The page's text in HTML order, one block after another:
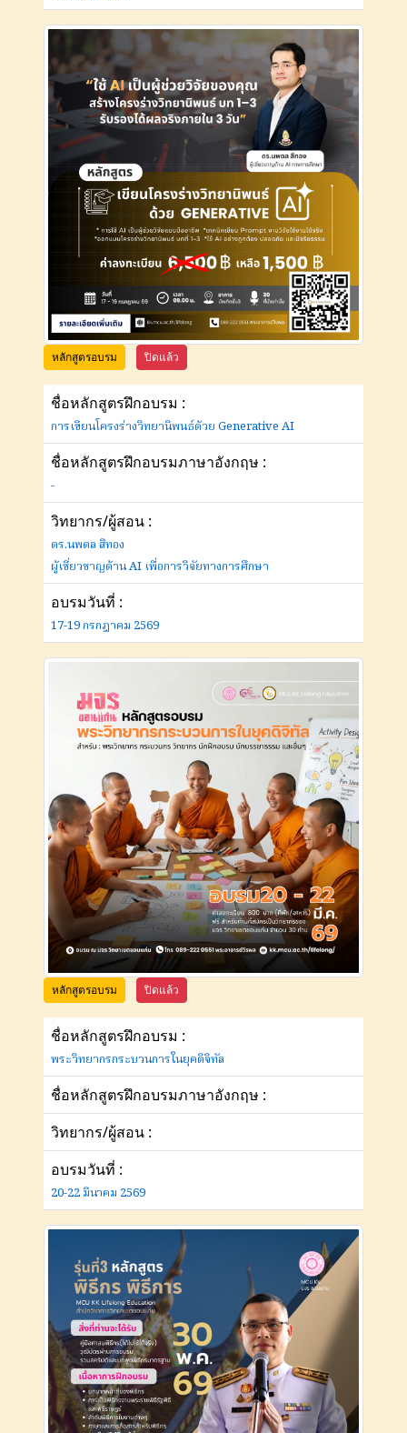
หลักสูตรอบรม ปิดแล้ว
ชื่อหลักสูตรฝึกอบรม :
การเขียนโครงร่างวิทยานิพนธ์ด้วย Generative AI
ชื่อหลักสูตรฝึกอบรมภาษาอังกฤษ :
-
วิทยากร/ผู้สอน :
ดร.นพดล สีทอง
ผู้เชี่ยวชาญด้าน AI เพื่อการวิจัยทางการศึกษา
อบรมวันที่ :
17-19 กรกฎาคม 2569
หลักสูตรอบรม ปิดแล้ว
ชื่อหลักสูตรฝึกอบรม :
พระวิทยากรกระบวนการในยุคดิจิทัล
ชื่อหลักสูตรฝึกอบรมภาษาอังกฤษ :
วิทยากร/ผู้สอน :
อบรมวันที่ :
20-22 มีนาคม 2569